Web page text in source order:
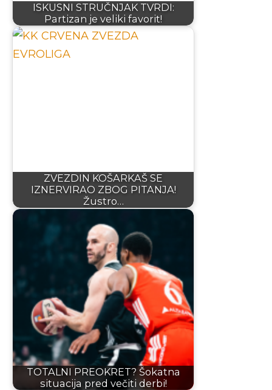
ISKUSNI STRUČNJAK TVRDI:
Partizan je veliki favorit!
ZVEZDIN KOŠARKAŠ SE
IZNERVIRAO ZBOG PITANJA!
Žustro…
TOTALNI PREOKRET? Šokatna
situacija pred večiti derbi!